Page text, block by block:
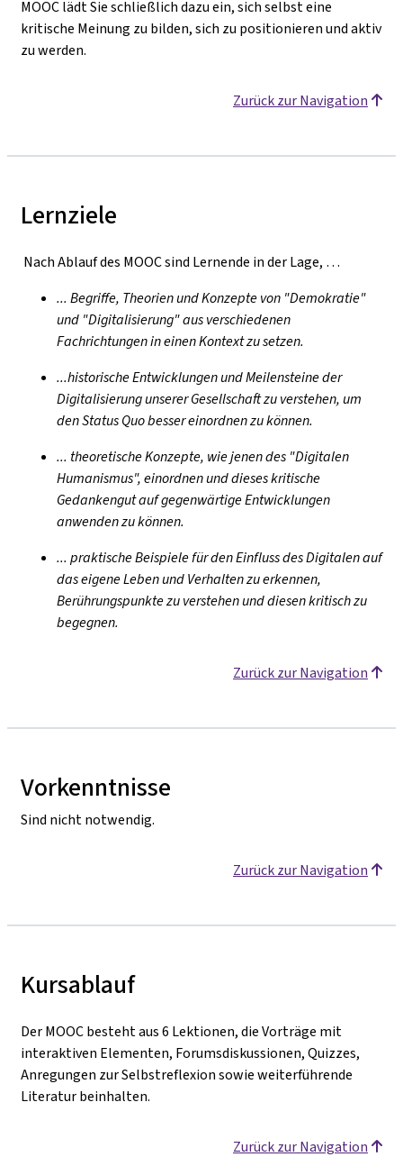
MOOC lädt Sie schließlich dazu ein, sich selbst eine
kritische Meinung zu bilden, sich zu positionieren und aktiv
zu werden.
Zurück zur Navigation
Lernziele
Nach Ablauf des MOOC sind Lernende in der Lage, …
... Begriffe, Theorien und Konzepte von "Demokratie"
und "Digitalisierung" aus verschiedenen
Fachrichtungen in einen Kontext zu setzen.
...historische Entwicklungen und Meilensteine der
Digitalisierungunserer Gesellschaft zu verstehen,um
den Status Quo besser einordnen zu können.
... theoretische Konzepte, wie jenen des "Digitalen
Humanismus", einordnen und dieses kritische
Gedankengut auf gegenwärtige Entwicklungen
anwenden zu können.
... praktische Beispiele für den Einfluss des Digitalen auf
das eigene Leben und Verhalten zu erkennen,
Berührungspunkte zu verstehen und diesen kritisch zu
begegnen.
Zurück zur Navigation
Vorkenntnisse
Sind nicht notwendig.
Zurück zur Navigation
Kursablauf
Der MOOC besteht aus 6 Lektionen, die Vorträge mit
interaktiven Elementen, Forumsdiskussionen, Quizzes,
Anregungen zur Selbstreflexion sowie weiterführende
Literatur beinhalten.
Zurück zur Navigation